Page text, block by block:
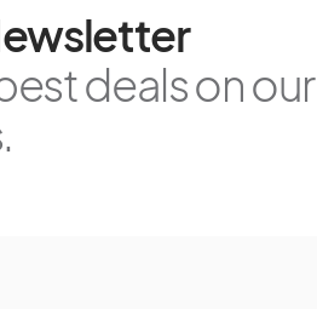
deals on our